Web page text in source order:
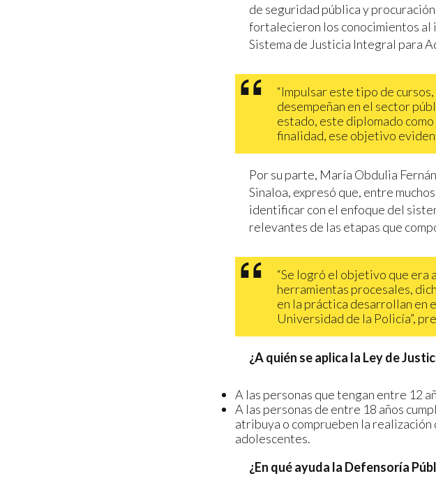
de seguridad pública y
fortalecieron los conocimientos
Sistema de Justicia Integral para
“Impulsar este tipo de
desempeñan en el sector
estado, este diplomado
finalidad, ese objetivo
Por su parte, María Obdulia
Sinaloa, expresó que, entre
identificar con el enfoque del
relevantes de las etapas que
“Se logró el objetivo que era
herramientas procesales,
en la práctica desarrollan en
Universidad de la Policía”,
¿A quién se aplica la Ley de
A las personas que tengan entre 12
A las personas de entre 18 años
atribuya o comprueben la
adolescentes.
¿En qué ayuda la Defensoría